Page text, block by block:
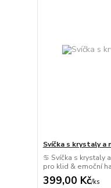
Svíčka s krystaly a
♋ Svíčka s krystaly
pro klid & emoční
399,00 Kč/ks